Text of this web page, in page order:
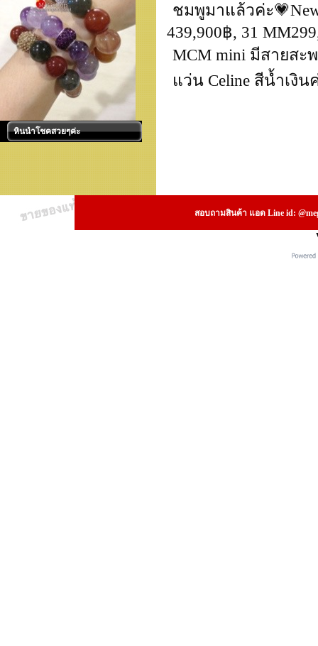
หินนำโชคสวยๆค่ะ
ชมพูมาแล้วค่ะ💗New
439,900฿, 31
MCM mini มีสายสะ
แว่น Celine สีน้ำเงิน
สอบถามสินค้า แอด Line id: